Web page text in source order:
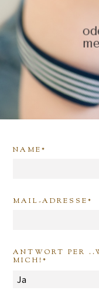
NAME
MAIL-ADRESSE
ANTWORT PER
MICH!